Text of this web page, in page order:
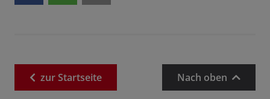
zurStartseite Nach oben